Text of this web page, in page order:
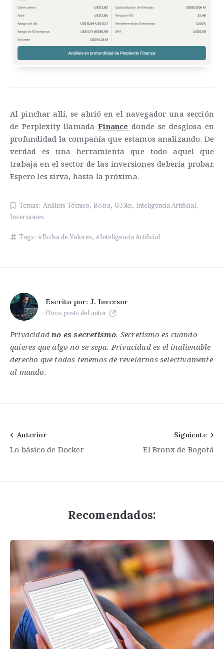
Al pinchar allí, se abrió en el navegador una sección
de Perplexity llamadaFinance donde se desglosa en
profundidad la compañía que estamos analizando. De
verdad es una herramienta que todo aquel que
trabaja en el sector de las inversiones debería probar.
Espero les sirva, hasta la próxima.
Temas: Análisis Técnico, Bolsa, G33ks, Inteligencia Artificial,
Inversiones
Tags: Bolsa de Valores, Inteligencia Artificial
Escrito por: J. Inversor
Otros posts del autor
Privacidad no es secretismo. Secretismo es cuando
quieres que algo no se sepa. Privacidad es el inalienable
derecho que todos tenemos de revelarnos selectivamente
al mundo.
Navegación
de
Anterior
Lo básico de Docker
Siguiente
El Bronx de Bogotá
Recomendados: